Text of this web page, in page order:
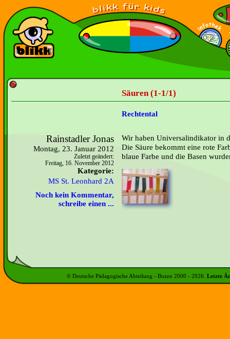
Säuren (1-1/1)
Rechtental
Rainstadler Jonas
Montag, 23. Januar 2012
Zuletzt geändert:
Freitag, 16. November 2012
Kategorie:
MS St. Leonhard 2A
Noch kein Kommentar,
schreibe einen ...
Wir haben Universalindikator in
Die Säure bekommt eine rote
blaue Farbe und die Basen
© Deutsche Pädagogische Abteilung - Bozen 2000 - 2026 Letzte